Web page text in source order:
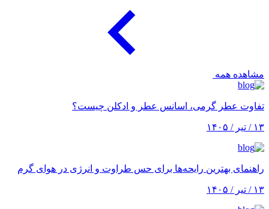
مشاهده همه
تفاوت عطر گرمی، اسانس عطر و ادکلن چیست؟
۱۳ / تیر / ۱۴۰۵
راهنمای بهترین رایحه‌ها برای حس طراوت و انرژی در هوای گرم
۱۳ / تیر / ۱۴۰۵